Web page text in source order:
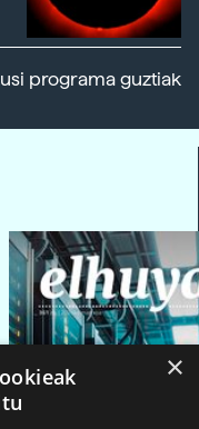
programa guztiak
×